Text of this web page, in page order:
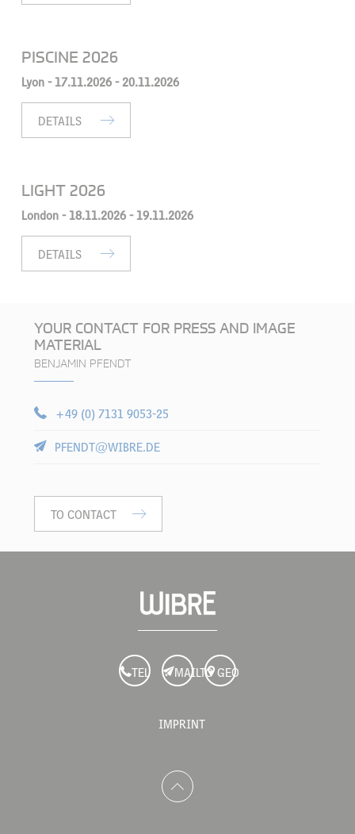
PISCINE 2026
Lyon - 17.11.2026 - 20.11.2026
DETAILS
LIGHT 2026
London - 18.11.2026 - 19.11.2026
DETAILS
YOUR CONTACT FOR PRESS AND IMAGE
MATERIAL
BENJAMIN PFENDT
+49 (0) 7131 9053-25
PFENDT@WIBRE.DE
TO CONTACT
TEL MAILTO GEO
IMPRINT